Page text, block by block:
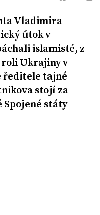
Vladimira
útok v
islamisté, z
roli Ukrajiny v
ředitele tajné
stojí za
státy